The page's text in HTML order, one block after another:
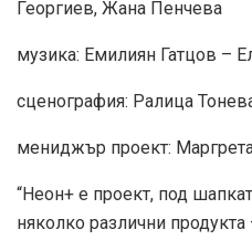
Георгиев, Жана Пенчева
музика: Емилиян Гатцов –
сценография: Ралица
мениджър проект:
“Неон+ е проект, под
няколко различни